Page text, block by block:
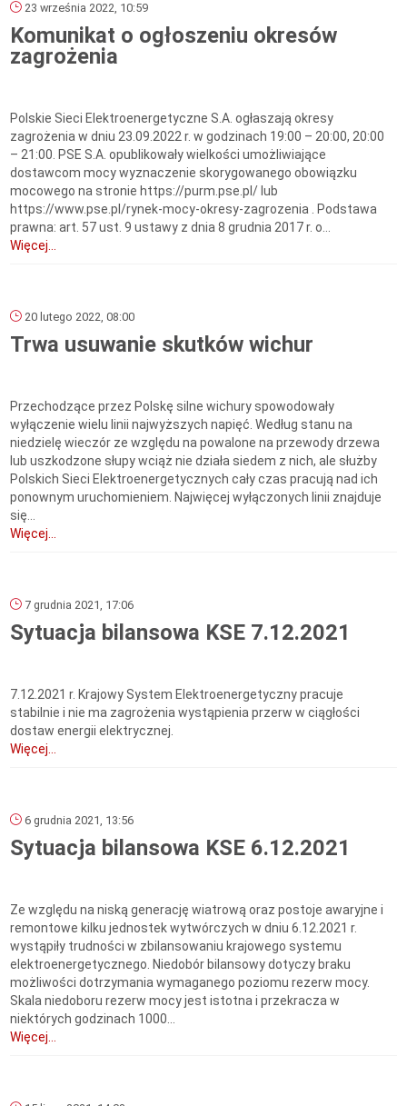
23 września 2022, 10:59
Komunikat o ogłoszeniu okresów
zagrożenia
Polskie Sieci Elektroenergetyczne S.A. ogłaszają okresy
zagrożenia w dniu 23.09.2022 r. w godzinach 19:00 – 20:00, 20:00
– 21:00. PSE S.A. opublikowały wielkości umożliwiające
dostawcom mocy wyznaczenie skorygowanego obowiązku
mocowego na stronie https://purm.pse.pl/ lub
https://www.pse.pl/rynek-mocy-okresy-zagrozenia . Podstawa
prawna: art. 57 ust. 9 ustawy z dnia 8 grudnia 2017 r. o...
Więcej...
20 lutego 2022, 08:00
Trwa usuwanie skutków wichur
Przechodzące przez Polskę silne wichury spowodowały
wyłączenie wielu linii najwyższych napięć. Według stanu na
niedzielę wieczór ze względu na powalone na przewody drzewa
lub uszkodzone słupy wciąż nie działa siedem z nich, ale służby
Polskich Sieci Elektroenergetycznych cały czas pracują nad ich
ponownym uruchomieniem. Najwięcej wyłączonych linii znajduje
się...
Więcej...
7 grudnia 2021, 17:06
Sytuacja bilansowa KSE 7.12.2021
7.12.2021 r. Krajowy System Elektroenergetyczny pracuje
stabilnie i nie ma zagrożenia wystąpienia przerw w ciągłości
dostaw energii elektrycznej.
Więcej...
6 grudnia 2021, 13:56
Sytuacja bilansowa KSE 6.12.2021
Ze względu na niską generację wiatrową oraz postoje awaryjne i
remontowe kilku jednostek wytwórczych w dniu 6.12.2021 r.
wystąpiły trudności w zbilansowaniu krajowego systemu
elektroenergetycznego. Niedobór bilansowy dotyczy braku
możliwości dotrzymania wymaganego poziomu rezerw mocy.
Skala niedoboru rezerw mocy jest istotna i przekracza w
niektórych godzinach 1000...
Więcej...